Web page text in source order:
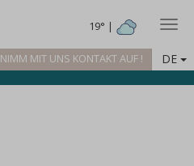
19° |
NIMM MIT UNS KONTAKT AUF ! DE